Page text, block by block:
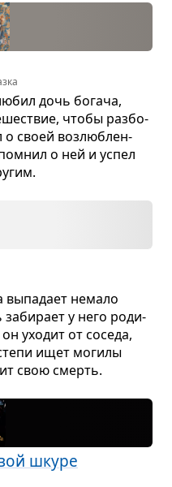
дочь богача,
чтобы раз­бо­
о своей воз­люб­лен­
о ней и успел
немало
у него роди­
ухо­дит от соседа,
ищет могилы
свою смерть.
шкуре